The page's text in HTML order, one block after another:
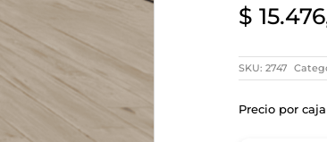
$
SKU: 2747
Precio por caja